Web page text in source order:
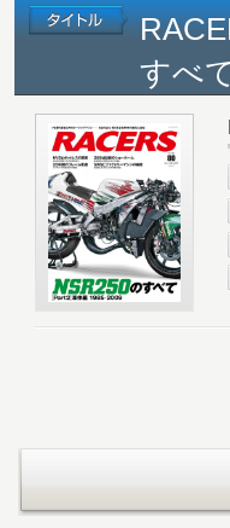
すべ